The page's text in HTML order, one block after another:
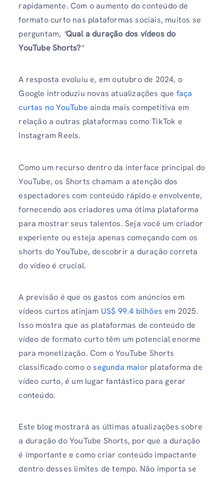
rapidamente. Com o aumento do conteúdo de
formato curto nas plataformas sociais, muitos se
perguntam, "Qual a duração dos vídeos do
YouTube Shorts?"
A resposta evoluiu e, em outubro de 2024, o
Google introduziu novas atualizações que faça
curtas no YouTube ainda mais competitiva em
relação a outras plataformas como TikTok e
Instagram Reels.
Como um recurso dentro da interface principal do
YouTube, os Shorts chamam a atenção dos
espectadores com conteúdo rápido e envolvente,
fornecendo aos criadores uma ótima plataforma
para mostrar seus talentos. Seja você um criador
experiente ou esteja apenas começando com os
shorts do YouTube, descobrir a duração correta
do vídeo é crucial.
A previsão é que os gastos com anúncios em
vídeos curtos atinjam US$ 99.4 bilhões em 2025.
Isso mostra que as plataformas de conteúdo de
vídeo de formato curto têm um potencial enorme
para monetização. Com o YouTube Shorts
classificado como osegunda maior plataforma de
vídeo curto, é um lugar fantástico para gerar
conteúdo.
Este blog mostrará as últimas atualizações sobre
a duração do YouTube Shorts, por que a duração
é importante e como criar conteúdo impactante
dentro desses limites de tempo. Não importa se